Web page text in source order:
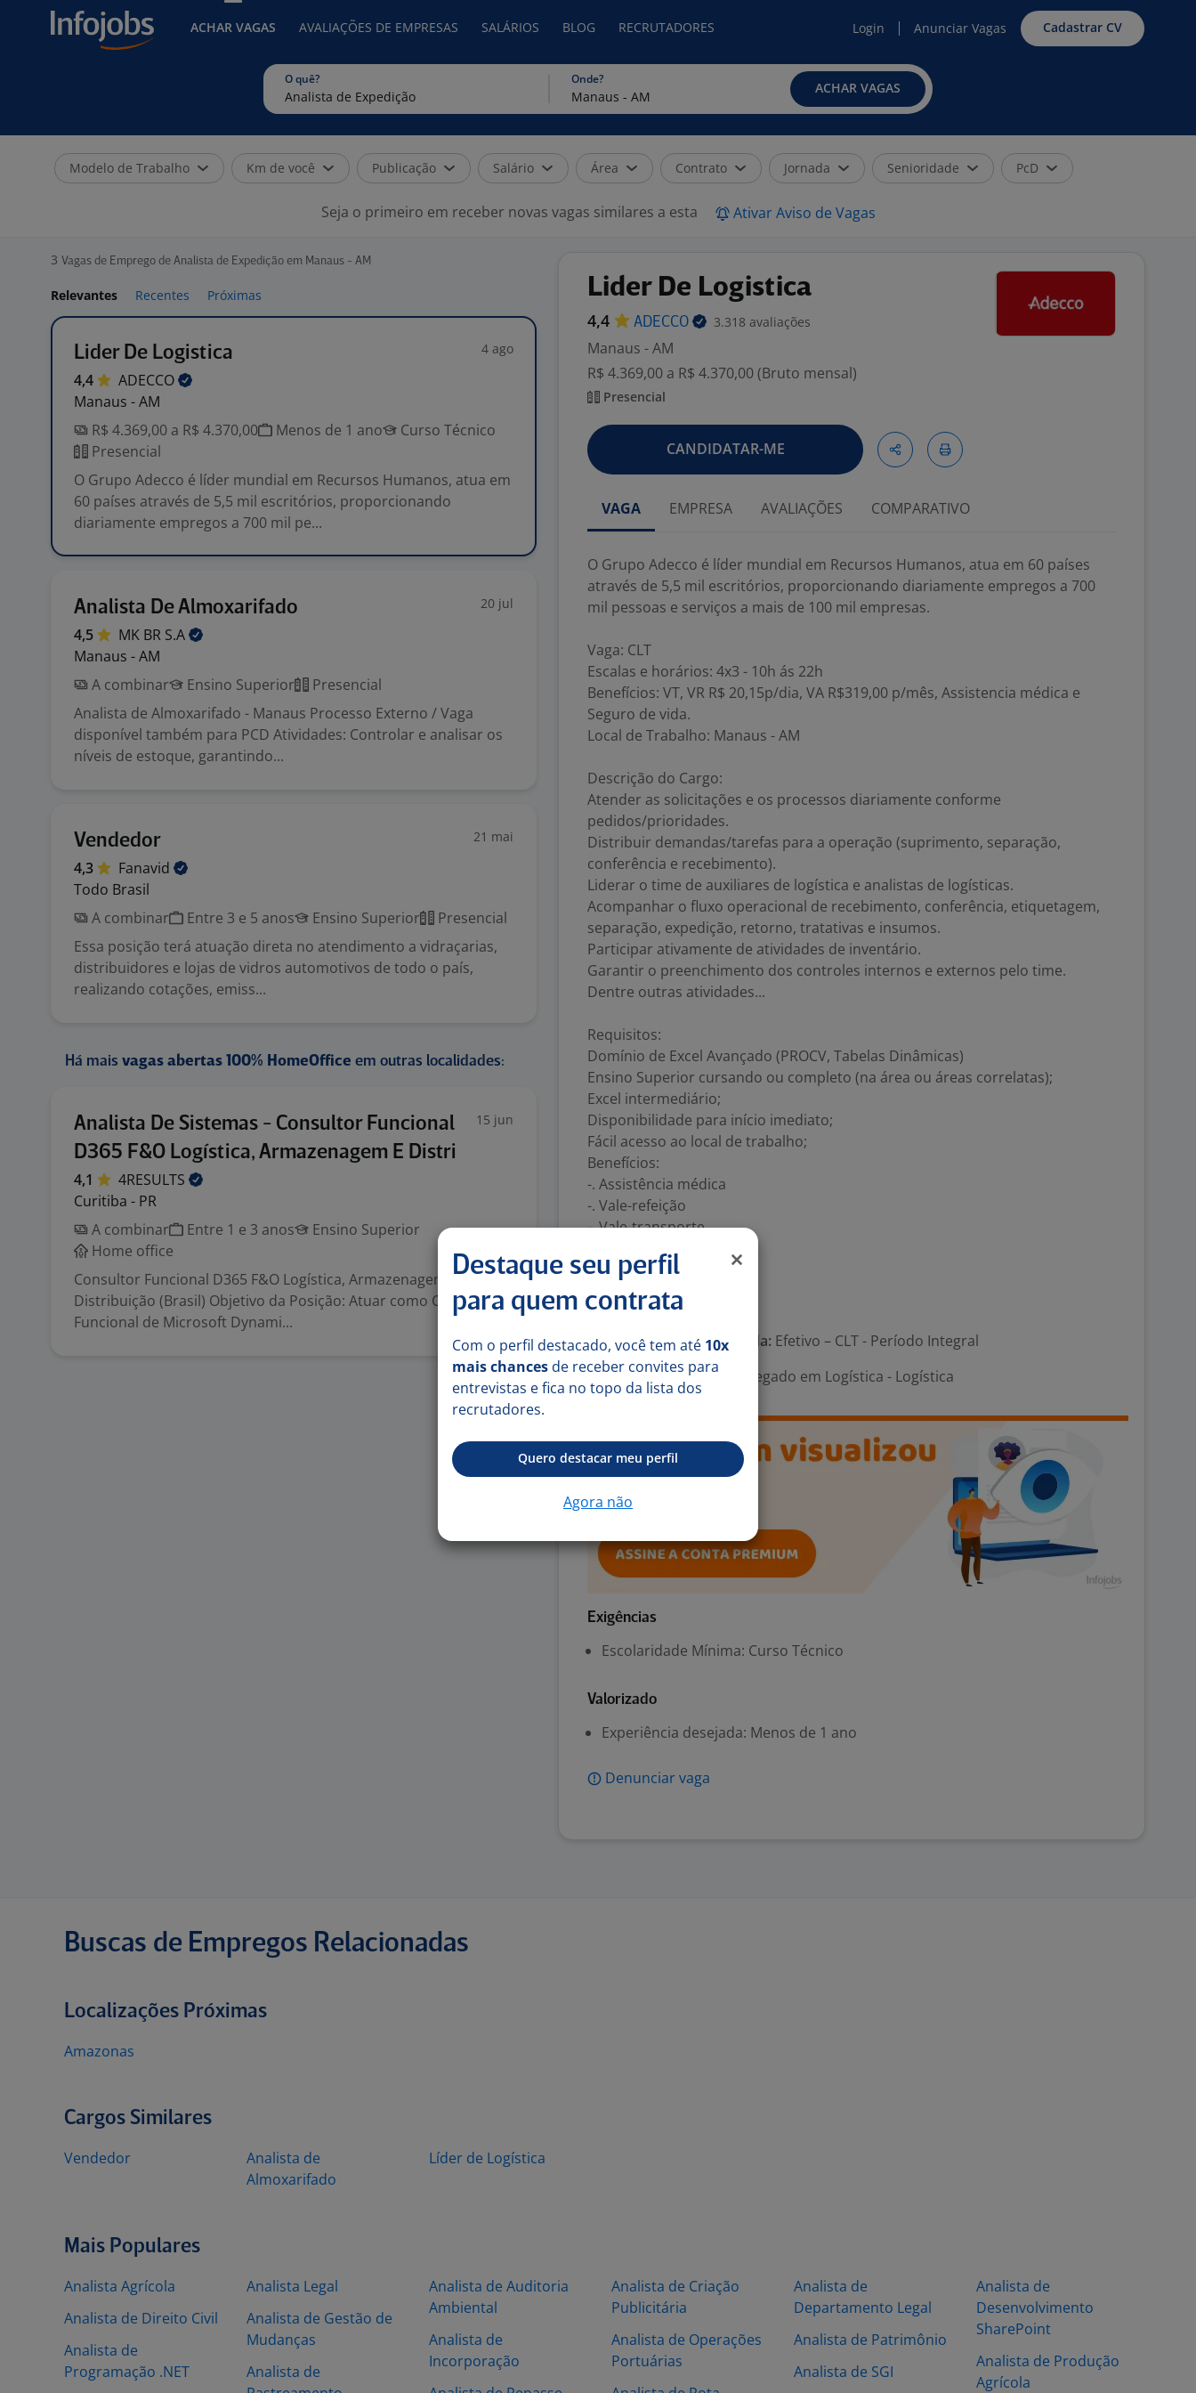
ACHAR VAGAS AVALIAÇÕES DE EMPRESAS SALÁRIOS BLOG RECRUTADORES Login Anunciar Vagas Cadastrar CV
O quê? Onde?
ACHAR VAGAS
Modelo de Trabalho Km de você Publicação Salário Área Contrato Jornada Senioridade PcD
Seja o primeiro em receber novas vagas similares a esta Ativar Aviso de Vagas
3 Vagas de Emprego de Analista de Expedição em Manaus - AM
Relevantes Recentes Próximas
Lider De Logistica 4 ago
4,4
ADECCO
Manaus - AM
R$ 4.369,00 a R$ 4.370,00
Menos de 1 ano
Curso Técnico
Presencial
O Grupo Adecco é líder mundial em Recursos Humanos, atua em
60 países através de 5,5 mil escritórios, proporcionando
diariamente empregos a 700 mil pe...
Analista De Almoxarifado 20 jul
4,5 MK BR S.A
Manaus - AM
A combinar
Ensino Superior
Presencial
Analista de Almoxarifado - Manaus Processo Externo / Vaga
disponível também para PCD Atividades: Controlar e analisar os
níveis de estoque, garantindo...
Vendedor 21 mai
4,3
Fanavid
Todo Brasil
A combinar
Entre 3 e 5 anos Ensino Superior
Presencial
Essa posição terá atuação direta no atendimento a vidraçarias,
distribuidores e lojas de vidros automotivos de todo o país,
realizando cotações, emiss...
Há mais vagas abertas 100% HomeOffice em outras localidades:
Analista De Sistemas - Consultor Funcional
D365 F&O Logística, Armazenagem E Distri
15 jun
4,1
4RESULTS
Curitiba - PR
A combinar
Entre 1 e 3 anos
Ensino Superior
Home office
Consultor Funcional D365 F&O Logística, Armazenagem e
Distribuição (Brasil) Objetivo da Posição: Atuar como Consultor
Funcional de Microsoft Dynami...
Lider De Logistica
4,4 ADECCO 3.318 avaliações
Manaus - AM
R$ 4.369,00 a R$ 4.370,00 (Bruto mensal)
Presencial
CANDIDATAR-ME
VAGA EMPRESA AVALIAÇÕES COMPARATIVO
O Grupo Adecco é líder mundial em Recursos Humanos, atua em 60 países
através de 5,5 mil escritórios, proporcionando diariamente empregos a 700
mil pessoas e serviços a mais de 100 mil empresas.
Vaga: CLT
Escalas e horários: 4x3 - 10h ás 22h
Benefícios: VT, VR R$ 20,15p/dia, VA R$319,00 p/mês, Assistencia médica e
Seguro de vida.
Local de Trabalho: Manaus - AM
Descrição do Cargo:
Atender as solicitações e os processos diariamente conforme
pedidos/prioridades.
Distribuir demandas/tarefas para a operação (suprimento, separação,
conferência e recebimento).
Liderar o time de auxiliares de logística e analistas de logísticas.
Acompanhar o fluxo operacional de recebimento, conferência, etiquetagem,
separação, expedição, retorno, tratativas e insumos.
Participar ativamente de atividades de inventário.
Garantir o preenchimento dos controles internos e externos pelo time.
Dentre outras atividades...
Requisitos:
Domínio de Excel Avançado (PROCV, Tabelas Dinâmicas)
Ensino Superior cursando ou completo (na área ou áreas correlatas);
Excel intermediário;
Disponibilidade para início imediato;
Fácil acesso ao local de trabalho;
Benefícios:
-. Assistência médica
-. Vale-refeição
-. Vale-transporte
-. Vale-alimentação
Número de vagas:
Tipo de contrato e Jornada: Efetivo – CLT - Período Integral
Área Profissional:Encarregado em Logística - Logística
Exigências
Escolaridade Mínima: Curso Técnico
Valorizado
Experiência desejada: Menos de 1 ano
Denunciar vaga
Buscas de Empregos Relacionadas
Localizações Próximas
Amazonas
Cargos Similares
Vendedor
Analista de
Almoxarifado
Líder de Logística
Mais Populares
Analista Agrícola
Analista de Direito Civil
Analista de
Programação .NET
Analista Legal
Analista de Gestão de
Mudanças
Analista de
Analista de Auditoria
Ambiental
Analista de
Incorporação
Analista de Criação
Publicitária
Analista de Operações
Portuárias
Analista de
Departamento Legal
Analista de Patrimônio
Analista de SGI
Analista de
Desenvolvimento
SharePoint
Analista de Produção
Agrícola
Destaque seu perfil
para quem contrata
Com o perfil destacado, você tem até 10x
mais chances de receber convites para
entrevistas e fica no topo da lista dos
recrutadores.
Quero destacar meu perfil
Agora não